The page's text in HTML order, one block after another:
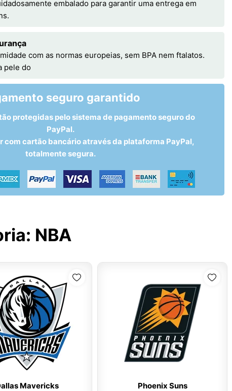
embalado para garantir uma entrega em
com as normas europeias, sem BPA nem ftalatos.
pele do
seguro garantido
protegidas pelo sistema de pagamento seguro do
PayPal.
com cartão bancário através da plataforma PayPal,
totalmente segura.
NBA
Mavericks Phoenix Suns